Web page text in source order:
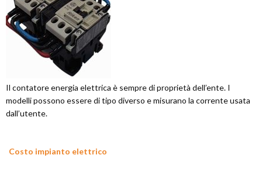
Il contatore energia elettrica è sempre di proprietà dell’ente. I
modelli possono essere di tipo diverso e misurano la corrente usata
dall’utente.
Costo impianto elettrico